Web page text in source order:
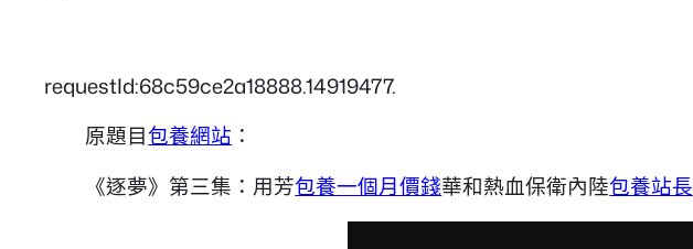
requestId:68c59ce2a18888.14919477.
原題目包養網站 ：
《逐夢》第三集：用芳包養一個月價錢華和熱血保衛內陸包養站長